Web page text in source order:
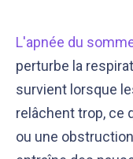
L'apnée du
perturbe la
survient lorsque
relâchent trop, ce
ou une